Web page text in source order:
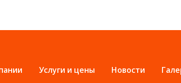
Услуги и цены Новости